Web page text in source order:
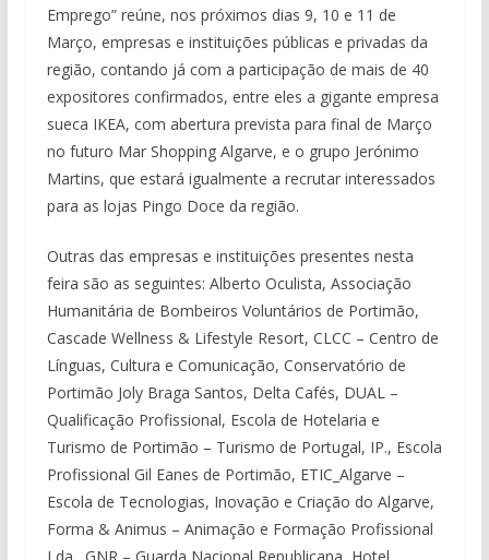
Emprego” reúne, nos próximos dias 9, 10 e 11 de
Março, empresas e instituições públicas e privadas da
região, contando já com a participação de mais de 40
expositores confirmados, entre eles a gigante empresa
sueca IKEA, com abertura prevista para final de Março
no futuro Mar Shopping Algarve, e o grupo Jerónimo
Martins, que estará igualmente a recrutar interessados
para as lojas Pingo Doce da região.
Outras das empresas e instituições presentes nesta
feira são as seguintes: Alberto Oculista, Associação
Humanitária de Bombeiros Voluntários de Portimão,
Cascade Wellness & Lifestyle Resort, CLCC – Centro de
Línguas, Cultura e Comunicação, Conservatório de
Portimão Joly Braga Santos, Delta Cafés, DUAL –
Qualificação Profissional, Escola de Hotelaria e
Turismo de Portimão – Turismo de Portugal, IP., Escola
Profissional Gil Eanes de Portimão, ETIC_Algarve –
Escola de Tecnologias, Inovação e Criação do Algarve,
Forma & Animus – Animação e Formação Profissional